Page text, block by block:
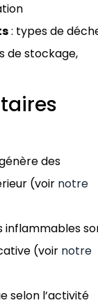
: types de
de stockage,
des
(voir notre
inflammables
(voir notre
selon l’activité